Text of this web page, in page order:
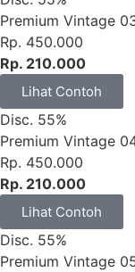
Premium Vintage
Rp. 450.000
Rp. 210.000
Lihat Contoh
Disc. 55%
Premium Vintage
Rp. 450.000
Rp. 210.000
Lihat Contoh
Disc. 55%
Premium Vintage